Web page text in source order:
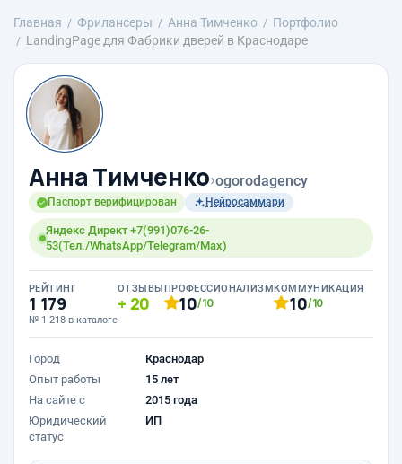
Главная Фрилансеры Анна Тимченко
Портфолио
LandingPage для Фабрики дверей в Краснодаре
Анна Тимченко›ogorodagency
Паспорт верифицирован Нейросаммари
Яндекс Директ +7(991)076-26-
53(Тел./WhatsApp/Telegram/Max)
РЕЙТИНГ
1 179
№ 1 218 в каталоге
ОТЗЫВЫ
20
ПРОФЕССИОНАЛИЗМ
10/10
КОММУНИКАЦИЯ
10/10
Город
Краснодар
Опыт работы
15 лет
На сайте с
2015 года
Юридический
статус
ИП